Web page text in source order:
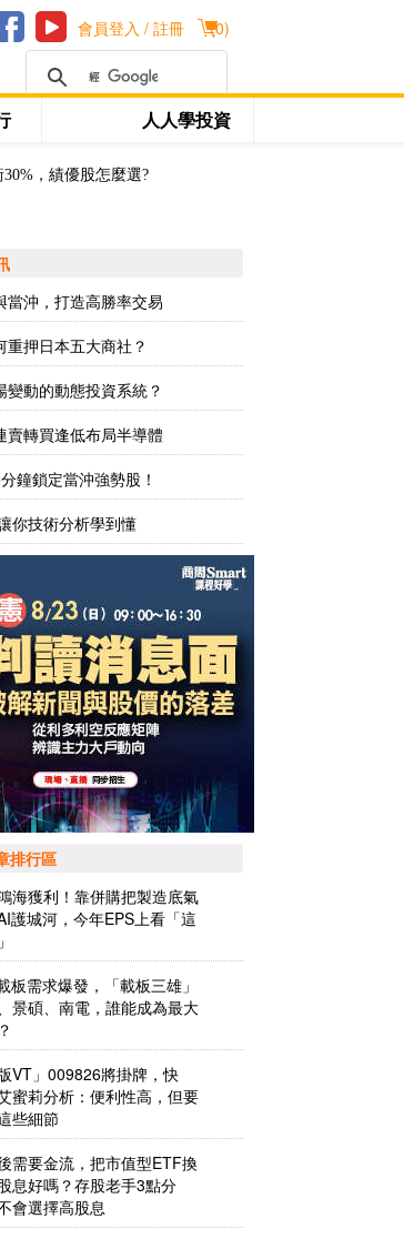
(0)
會員登入 / 註冊
人人學投資
，績優股怎麼選?
當沖，打造高勝率交易
重押日本五大商社？
變動的動態投資系統？
賣轉買逢低布局半導體
鐘鎖定當沖強勢股！
你技術分析學到懂
排行區
海獲利！靠併購把製造底氣
護城河，今年EPS上看「這
板需求爆發，「載板三雄」
景碩、南電，誰能成為最大
版VT」009826將掛牌，快
蜜莉分析：便利性高，但要
些細節
需要金流，把市值型ETF換
息好嗎？存股老手3點分
會選擇高股息